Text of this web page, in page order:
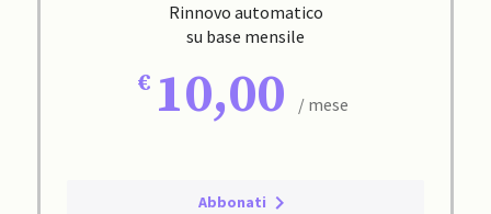
Rinnovo automatico
su base mensile
10,00 / mese
Abbonati